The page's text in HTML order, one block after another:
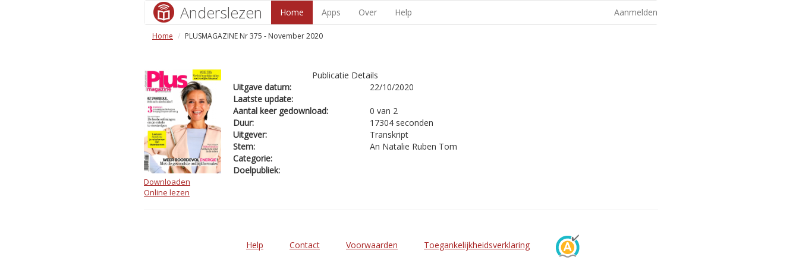
Anderslezen Home Apps Over Help Aanmelden
Home PLUSMAGAZINE Nr 375 - November 2020
Publicatie Details
Uitgave datum:
22/10/2020
Laatste update:
Aantal keer gedownload:
0 van 2
Duur:
17304 seconden
Uitgever:
Transkript
Stem:
An Natalie Ruben Tom
Categorie:
Doelpubliek:
Downloaden
Online lezen
Help Contact Voorwaarden Toegankelijkheidsverklaring